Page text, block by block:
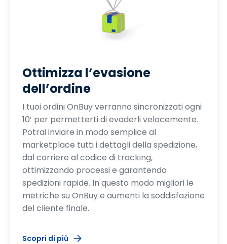
Ottimizza l’evasione
dell’ordine
I tuoi ordini OnBuy verranno sincronizzati ogni
10’ per permetterti di evaderli velocemente.
Potrai inviare in modo semplice al
marketplace tutti i dettagli della spedizione,
dal corriere al codice di tracking,
ottimizzando processi e garantendo
spedizioni rapide. In questo modo migliori le
metriche su OnBuy e aumenti la soddisfazione
del cliente finale.
Scopri di più